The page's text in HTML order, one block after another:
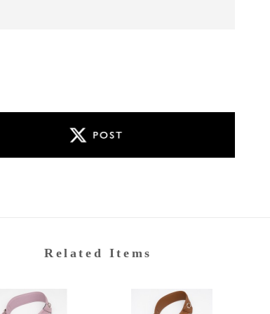
Related Items